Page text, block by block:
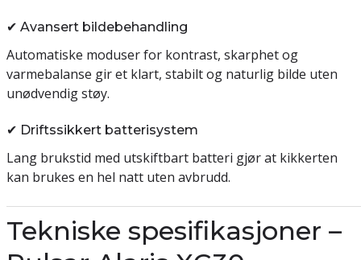
✔ Avansert bildebehandling
Automatiske moduser for kontrast, skarphet og
varmebalanse gir et klart, stabilt og naturlig bilde uten
unødvendig støy.
✔ Driftssikkert batterisystem
Lang brukstid med utskiftbart batteri gjør at kikkerten
kan brukes en hel natt uten avbrudd.
Tekniske spesifikasjoner –